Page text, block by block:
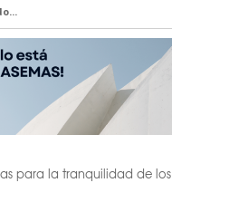
para la tranquilidad de los